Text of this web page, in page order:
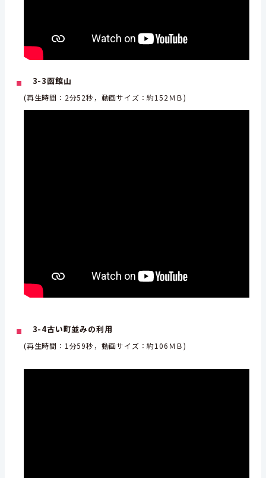
3-3函館山
(再生時間：2分52秒，動画サイズ：約152ＭＢ)
3-4古い町並みの利用
(再生時間：1分59秒，動画サイズ：約106ＭＢ)